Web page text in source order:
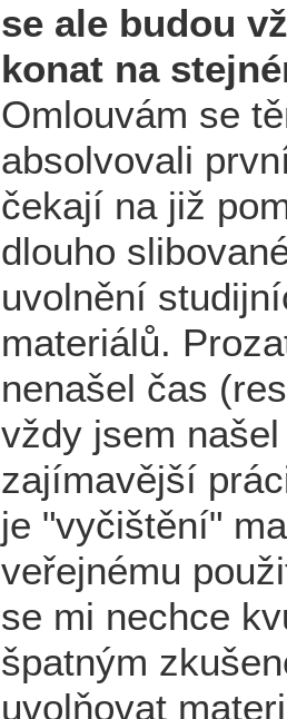
se ale budou
konat na
Omlouvám se
absolvovali
čekají na již
dlouho
uvolnění
materiálů.
nenašel čas
vždy jsem našel
zajímavější
je "vyčištění"
veřejnému
se mi nechce
špatným
uvolňovat